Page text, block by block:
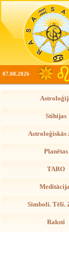
07.08.2026
Stihijas
Astroloģiskās
Planētas
TARO
Simboli. Tēli.
Raksti